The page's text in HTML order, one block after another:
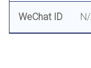
WeChat ID